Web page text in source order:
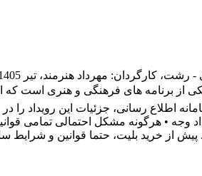
اجرا دارد. این رویداد یکی از برنامه های
اطلاع رسانی، جزئیات این رویداد را
وجه • هرگونه مشکل احتمالی تمامی
پیش از خرید بلیت، حتما قوانین و